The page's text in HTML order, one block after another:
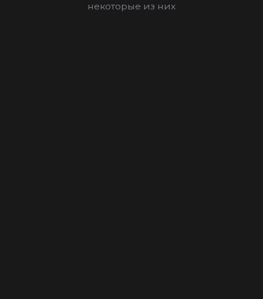
некоторые из них